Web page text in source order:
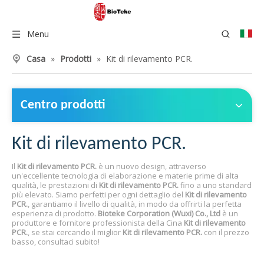
Menu
Casa » Prodotti » Kit di rilevamento PCR.
Centro prodotti
Kit di rilevamento PCR.
Il Kit di rilevamento PCR. è un nuovo design, attraverso
un'eccellente tecnologia di elaborazione e materie prime di alta
qualità, le prestazioni di Kit di rilevamento PCR.fino a uno standard
più elevato. Siamo perfetti per ogni dettaglio del Kit di rilevamento
PCR., garantiamo il livello di qualità, in modo da offrirti la perfetta
esperienza di prodotto. Bioteke Corporation (Wuxi) Co., Ltd è un
produttore e fornitore professionista della Cina Kit di rilevamento
PCR., se stai cercando il miglior Kit di rilevamento PCR. con il prezzo
basso, consultaci subito!